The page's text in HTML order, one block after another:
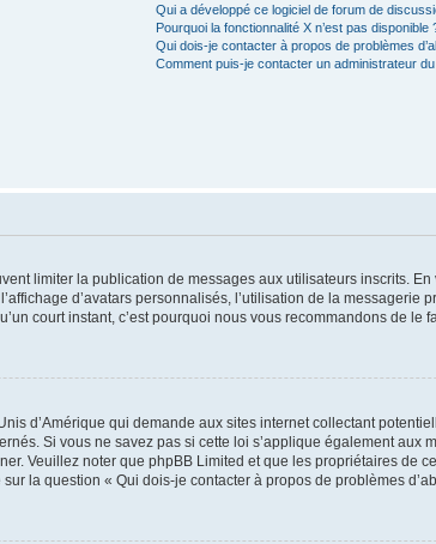
Qui a développé ce logiciel de forum de
Pourquoi la fonctionnalité X n’est pas disponible
Qui dois-je contacter à propos de problèmes
Comment puis-je contacter un administrateur
limiter la publication de messages aux utilisateurs inscrits.
d’avatars personnalisés, l’utilisation de la messagerie
court instant, c’est pourquoi nous vous recommandons de le
d’Amérique qui demande aux sites internet collectant
Si vous ne savez pas si cette loi s’applique également aux
Veuillez noter que phpBB Limited et que les propriétaires de
la question « Qui dois-je contacter à propos de problèmes